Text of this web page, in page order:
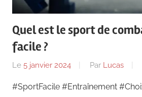
Quel est le sport de
facile ?
Le 5 janvier 2024 Par Lucas
#SportFacile #Entraînement